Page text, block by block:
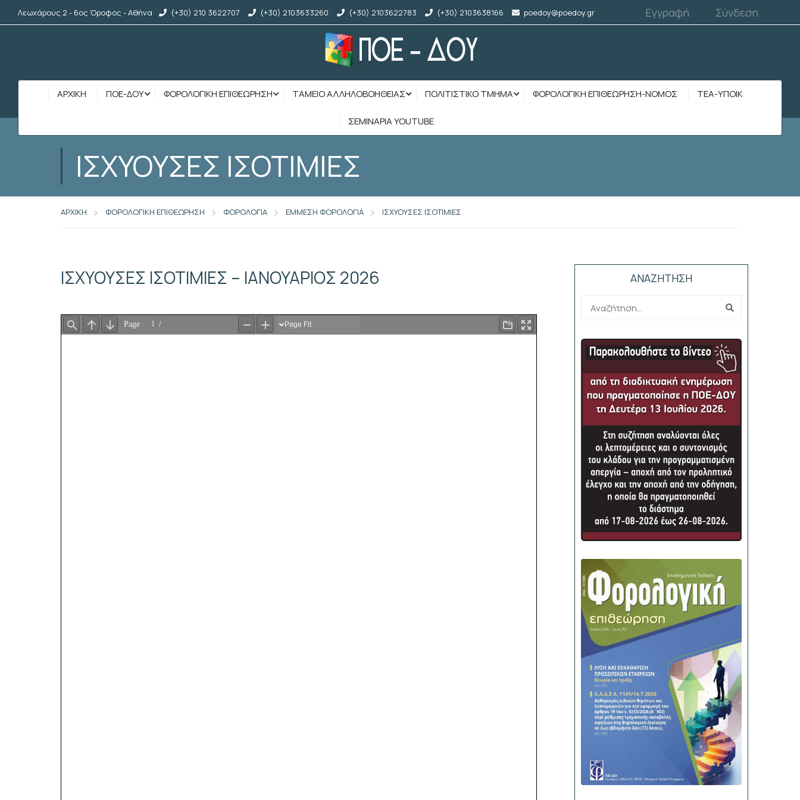
Λεωχάρους 2 - 6ος Όροφος - Αθήνα (+30) 210 3622707 (+30) 2103633260 (+30) 2103622783 (+30) 2103638166 poedoy@poedoy.gr Εγγραφή Σύνδεση
ΑΡΧΙΚΉ ΠΟΕ-ΔΟΥ ΦΟΡΟΛΟΓΙΚΗ ΕΠΙΘΕΩΡΗΣΗ ΤΑΜΕΙΟ ΑΛΛΗΛΟΒΟΗΘΕΙΑΣ ΠΟΛΙΤΙΣΤΙΚΟ ΤΜΗΜΑ ΦΟΡΟΛΟΓΙΚΗ ΕΠΙΘΕΩΡΗΣΗ-ΝΟΜΟΣ ΤΕΑ-ΥΠΟΙΚ
ΣΕΜΙΝΑΡΙΑ YOUTUBE
ΙΣΧΥΟΥΣΕΣ ΙΣΟΤΙΜΙΕΣ
ΑΡΧΙΚΗ ΦΟΡΟΛΟΓΙΚΗ ΕΠΙΘΕΩΡΗΣΗ ΦΟΡΟΛΟΓΙΑ ΕΜΜΕΣΗ ΦΟΡΟΛΟΓΙΑ ΙΣΧΥΟΥΣΕΣ ΙΣΟΤΙΜΙΕΣ
ΙΣΧΥΟΥΣΕΣ ΙΣΟΤΙΜΙΕΣ – ΙΑΝΟΥΑΡΙΟΣ 2026 ΑΝΑΖΗΤΗΣΗ